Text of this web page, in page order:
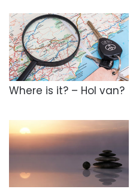
Where is it? – Hol van?